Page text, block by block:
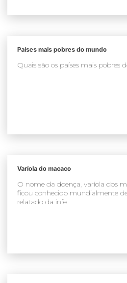
Países mais pobres do mundo
Quais são os países mais pobres
Varíola do macaco
O nome da doença, varíola dos
ficou conhecido mundialmente
relatado da infe